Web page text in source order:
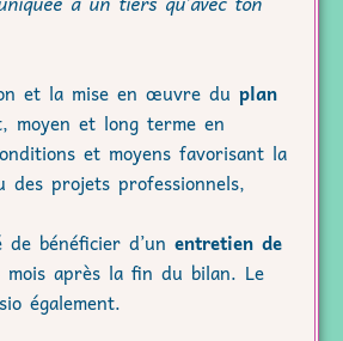
et la mise en œuvre du plan
moyen et long terme en
et moyens favorisant la
des projets professionnels,
bénéficier d’un entretien de
mois après la fin du bilan. Le
également.